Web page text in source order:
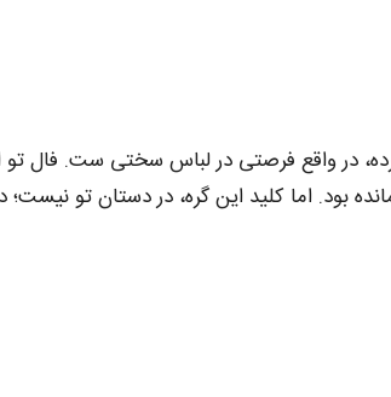
در واقع فرصتی در لباس سختی‌ ست. فال
بود. اما کلید این گره، در دستان تو